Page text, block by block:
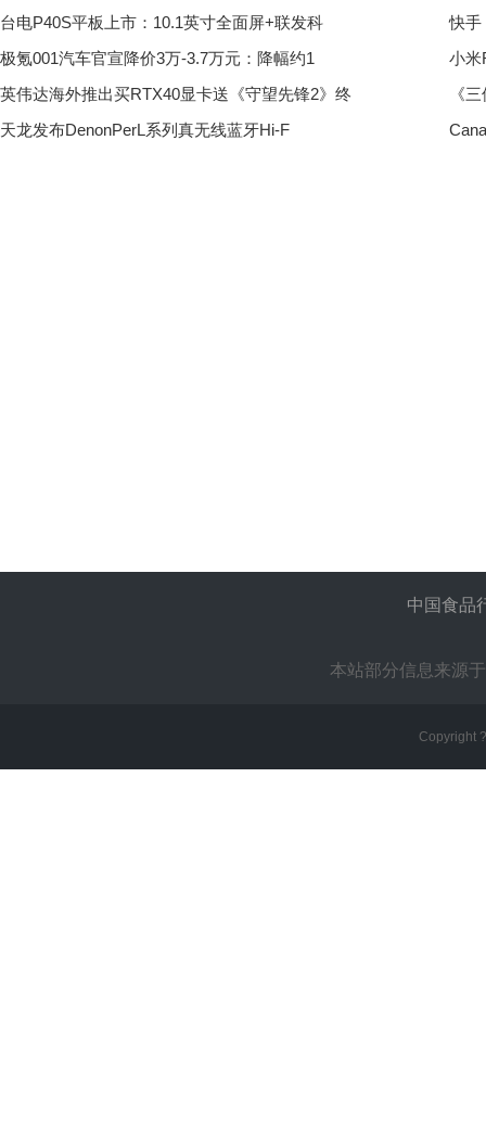
台电P40S平板上市：10.1英寸全面屏+联发科
快手
极氪001汽车官宣降价3万-3.7万元：降幅约1
小米
英伟达海外推出买RTX40显卡送《守望先锋2》终
《
天龙发布DenonPerL系列真无线蓝牙Hi-F
中国食品
本站部分信息来源
Copyright